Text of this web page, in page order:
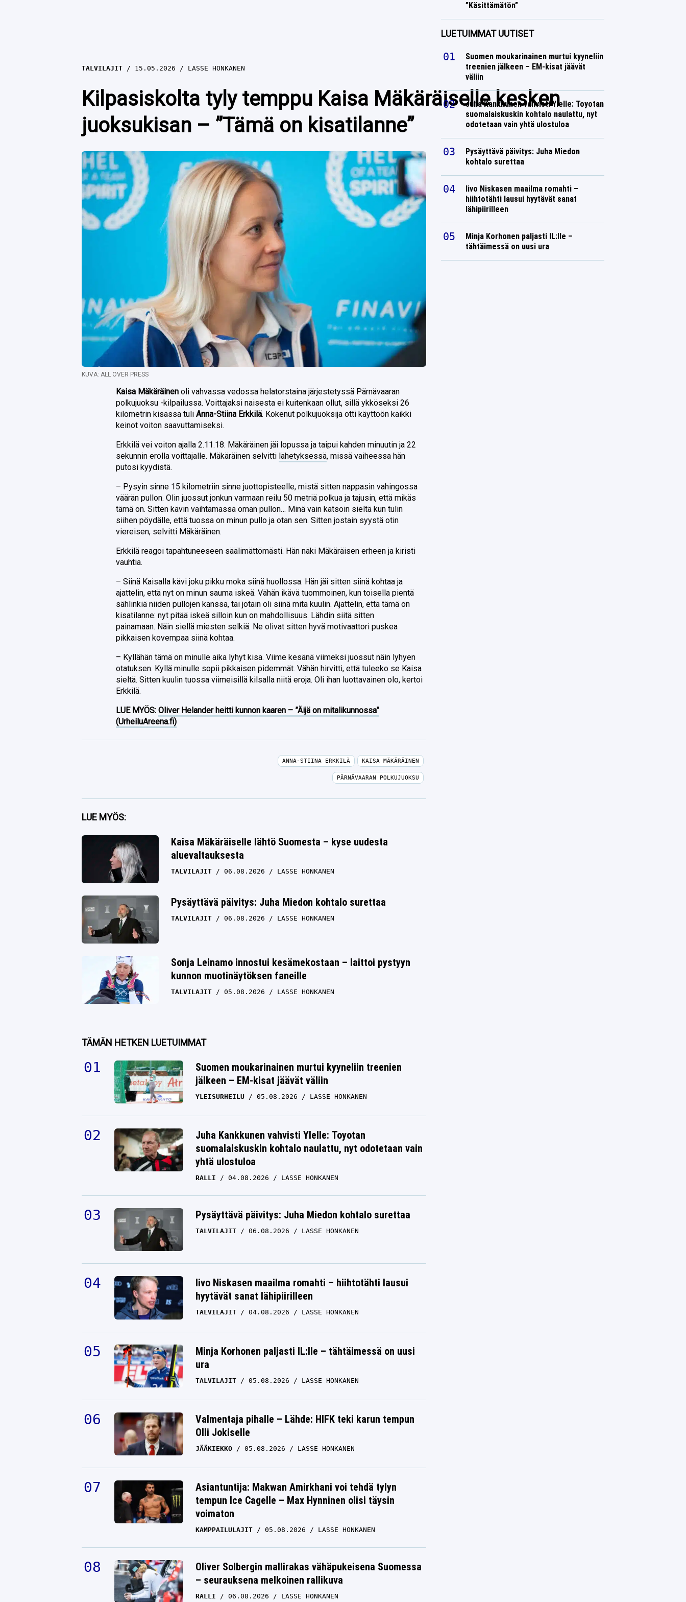
TALVILAJIT 15.05.2026 LASSE HONKANEN
Kilpasiskolta tyly temppu Kaisa Mäkäräiselle kesken
juoksukisan – ”Tämä on kisatilanne”
KUVA: ALL OVER PRESS
Kaisa Mäkäräinen oli vahvassa vedossa helatorstaina järjestetyssä Pärnävaaran
polkujuoksu -kilpailussa. Voittajaksi naisesta ei kuitenkaan ollut, sillä ykköseksi 26
kilometrin kisassa tuliAnna-Stiina Erkkilä. Kokenut polkujuoksija otti käyttöön kaikki
keinot voiton saavuttamiseksi.
Erkkilä vei voiton ajalla 2.11.18. Mäkäräinen jäi lopussa ja taipui kahden minuutin ja 22
sekunnin erolla voittajalle. Mäkäräinen selvitti lähetyksessä, missä vaiheessa hän
putosi kyydistä.
– Pysyin sinne 15 kilometriin sinne juottopisteelle, mistä sitten nappasin vahingossa
väärän pullon. Olin juossut jonkun varmaan reilu 50 metriä polkua ja tajusin, että mikäs
tämä on. Sitten kävin vaihtamassa oman pullon… Minä vain katsoin sieltä kun tulin
siihen pöydälle, että tuossa on minun pullo ja otan sen. Sitten jostain syystä otin
viereisen, selvitti Mäkäräinen.
Erkkilä reagoi tapahtuneeseen säälimättömästi. Hän näki Mäkäräisen erheen ja kiristi
vauhtia.
– Siinä Kaisalla kävi joku pikku moka siinä huollossa. Hän jäi sitten siinä kohtaa ja
ajattelin, että nyt on minun sauma iskeä. Vähän ikävä tuommoinen, kun toisella pientä
sählinkiä niiden pullojen kanssa, tai jotain oli siinä mitä kuulin. Ajattelin, että tämä on
kisatilanne: nyt pitää iskeä silloin kun on mahdollisuus. Lähdin siitä sitten
painamaan. Näin siellä miesten selkiä. Ne olivat sitten hyvä motivaattori puskea
pikkaisen kovempaa siinä kohtaa.
– Kyllähän tämä on minulle aika lyhyt kisa. Viime kesänä viimeksi juossut näin lyhyen
otatuksen. Kyllä minulle sopii pikkaisen pidemmät. Vähän hirvitti, että tuleeko se Kaisa
sieltä. Sitten kuulin tuossa viimeisillä kilsalla niitä eroja. Oli ihan luottavainen olo, kertoi
Erkkilä.
LUE MYÖS:Oliver Helander heitti kunnon kaaren – ”Äijä on mitalikunnossa”
(UrheiluAreena.fi)
Whatsapp
ANNA-STIINA ERKKILÄ KAISA MÄKÄRÄINEN
PÄRNÄVAARAN POLKUJUOKSU
LUE MYÖS:
Kaisa Mäkäräiselle lähtö Suomesta – kyse uudesta
aluevaltauksesta
TALVILAJIT 06.08.2026 LASSE HONKANEN
Pysäyttävä päivitys: Juha Miedon kohtalo surettaa
TALVILAJIT 06.08.2026 LASSE HONKANEN
Sonja Leinamo innostui kesämekostaan – laittoi pystyyn
kunnon muotinäytöksen faneille
TALVILAJIT 05.08.2026 LASSE HONKANEN
TÄMÄN HETKEN LUETUIMMAT
Suomen moukarinainen murtui kyyneliin treenien
jälkeen – EM-kisat jäävät väliin
YLEISURHEILU 05.08.2026 LASSE HONKANEN
Juha Kankkunen vahvisti Ylelle: Toyotan
suomalaiskuskin kohtalo naulattu, nyt odotetaan vain
yhtä ulostuloa
RALLI 04.08.2026 LASSE HONKANEN
Pysäyttävä päivitys: Juha Miedon kohtalo surettaa
TALVILAJIT 06.08.2026 LASSE HONKANEN
Iivo Niskasen maailma romahti – hiihtotähti lausui
hyytävät sanat lähipiirilleen
TALVILAJIT 04.08.2026 LASSE HONKANEN
Minja Korhonen paljasti IL:lle – tähtäimessä on uusi
ura
TALVILAJIT 05.08.2026 LASSE HONKANEN
Valmentaja pihalle – Lähde: HIFK teki karun tempun
Olli Jokiselle
JÄÄKIEKKO 05.08.2026 LASSE HONKANEN
Asiantuntija: Makwan Amirkhani voi tehdä tylyn
tempun Ice Cagelle – Max Hynninen olisi täysin
voimaton
KAMPPAILULAJIT 05.08.2026 LASSE HONKANEN
Oliver Solbergin mallirakas vähäpukeisena Suomessa
– seurauksena melkoinen rallikuva
RALLI 06.08.2026 LASSE HONKANEN
”Käsittämätön”
LUETUIMMAT UUTISET
Suomen moukarinainen murtui kyyneliin
treenien jälkeen – EM-kisat jäävät
väliin
Juha Kankkunen vahvisti Ylelle: Toyotan
suomalaiskuskin kohtalo naulattu, nyt
odotetaan vain yhtä ulostuloa
Pysäyttävä päivitys: Juha Miedon
kohtalo surettaa
Iivo Niskasen maailma romahti –
hiihtotähti lausui hyytävät sanat
lähipiirilleen
Minja Korhonen paljasti IL:lle –
tähtäimessä on uusi ura